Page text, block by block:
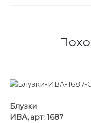
Блузки
ИВА, арт: 1687